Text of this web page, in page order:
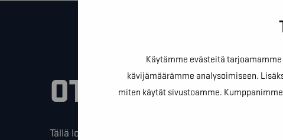
Käytämme evästeitä
kävijämäärämme analysoimiseen.
miten käytät sivustoamme.
OTA YHTEYTTÄ!
Tällä lomakkeella voit kysyä lisäinfoa, pyytää ilmaista